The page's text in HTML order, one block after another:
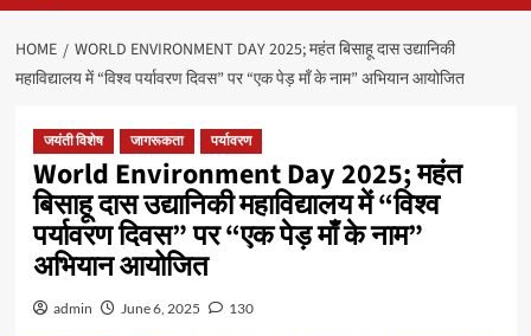
HOME
WORLD ENVIRONMENT DAY 2025; महंत बिसाहू दास उद्यानिकी
महाविद्यालय में “विश्व पर्यावरण दिवस” पर “एक पेड़ माँ के नाम” अभियान आयोजित
जयंती विशेष जागरूकता पर्यावरण
World Environment Day 2025; महंत
बिसाहू दास उद्यानिकी महाविद्यालय में “विश्व
पर्यावरण दिवस” पर “एक पेड़ माँ के नाम”
अभियान आयोजित
admin June 6, 2025 130